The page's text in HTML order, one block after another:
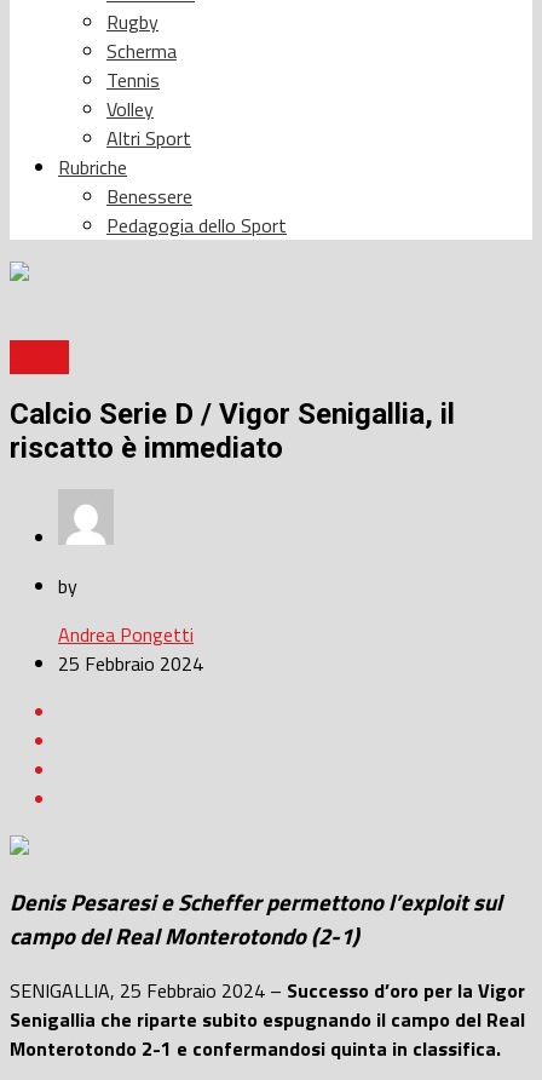
Rugby
Scherma
Tennis
Volley
Altri Sport
Rubriche
Benessere
Pedagogia dello Sport
Calcio Serie D / Vigor Senigallia, il
riscatto è immediato
by
Andrea Pongetti
25 Febbraio 2024
Denis Pesaresi e Scheffer permettono l’exploit sul
campo del Real Monterotondo (2-1)
SENIGALLIA, 25 Febbraio 2024 – Successo d’oro per la Vigor
Senigallia che riparte subito espugnando il campo del Real
Monterotondo 2-1 e confermandosi quinta in classifica.